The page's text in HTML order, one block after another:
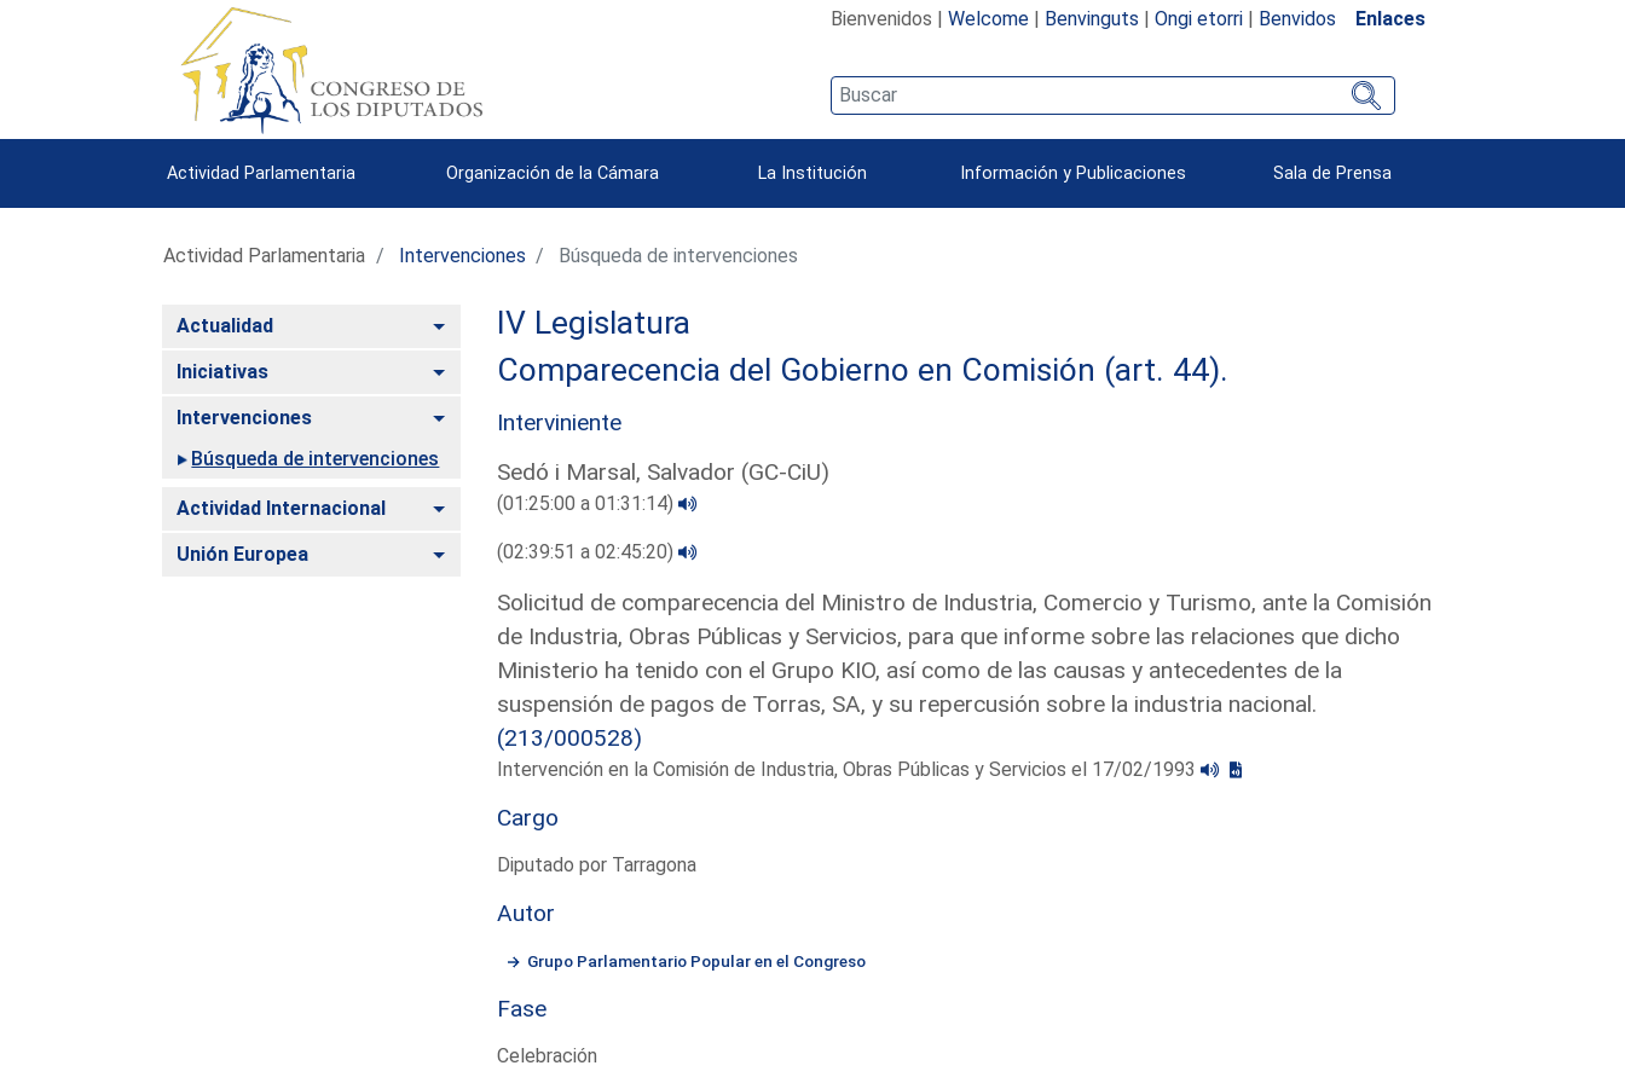
Bienvenidos | Welcome| Benvinguts | Ongi etorri| Benvidos Enlaces
Actividad Parlamentaria Organización de la Cámara La Institución Información y Publicaciones Sala de Prensa
Actividad Parlamentaria Intervenciones Búsqueda de intervenciones
Actualidad Alternar
Iniciativas Alternar
Intervenciones
Alternar
Búsqueda de intervenciones
Actividad Internacional Alternar
Unión Europea Alternar
IV Legislatura
Comparecencia del Gobierno en Comisión (art. 44).
Interviniente
Sedó i Marsal, Salvador (GC-CiU)
(01:25:00 a 01:31:14)
(02:39:51 a 02:45:20)
Solicitud de comparecencia del Ministro de Industria, Comercio y Turismo, ante la Comisión
de Industria, Obras Públicas y Servicios, para que informe sobre las relaciones que dicho
Ministerio ha tenido con el Grupo KIO, así como de las causas y antecedentes de la
suspensión de pagos de Torras, SA, y su repercusión sobre la industria nacional.
(213/000528)
Intervención en la Comisión de Industria, Obras Públicas y Servicios el 17/02/1993
Cargo
Diputado por Tarragona
Autor
Grupo Parlamentario Popular en el Congreso
Fase
Celebración